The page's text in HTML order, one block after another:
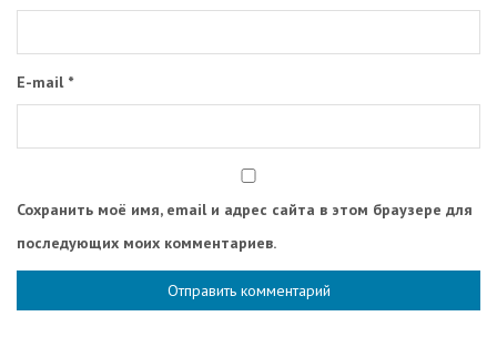
E-mail *
Сохранить моё имя, email и адрес сайта в этом браузере для
последующих моих комментариев.